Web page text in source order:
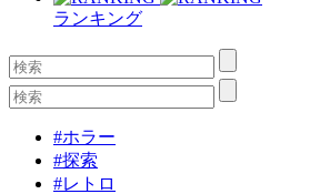
ランキング
#ホラー
#探索
#レトロ